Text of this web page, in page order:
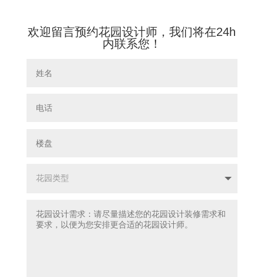
欢迎留言预约花园设计师，我们将在24h
内联系您！